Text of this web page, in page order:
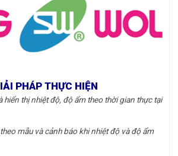
PHÁP THỰC HIỆN
hiển thị nhiệt độ, độ ẩm theo thời gian thực tại
mẫu và cảnh báo khi nhiệt độ và độ ẩm